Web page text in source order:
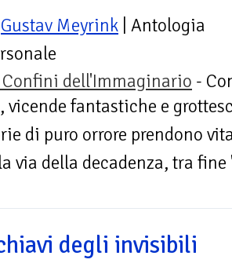
Gustav Meyrink | Antologia
dell'Immaginario -
vicende fantastiche e
di puro orrore prendono
via della decadenza, tra
degli invisibili